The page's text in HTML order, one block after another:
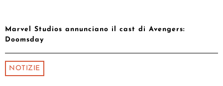
Marvel Studios annunciano il cast di Avengers:
Doomsday
NOTIZIE